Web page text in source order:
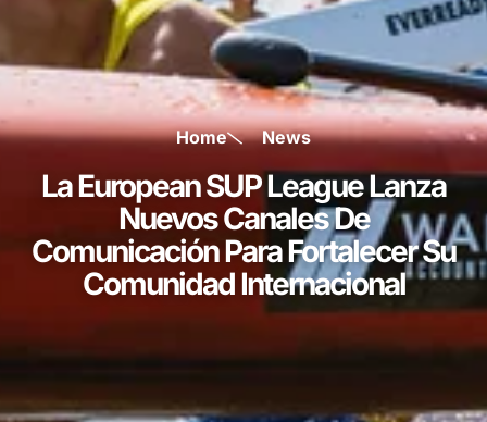
Home News
La European SUP League Lanza
Nuevos Canales De
Comunicación Para Fortalecer Su
Comunidad Internacional